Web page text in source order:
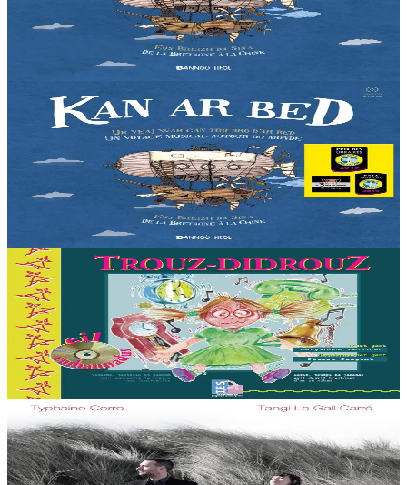
Liza vit dans les Monts d'Arrée, au cœur de la Bretagne. Une nuit,
la jeune fille décide de partir à la découverte du monde. Une
invitation au voyage à travers...
Bannoù-heol
Kan ar Bed - Livre-CD
Liza vit dans les Monts d'Arrée, au cœur de la Bretagne. Une nuit,
la jeune fille décide de partir à la découverte du monde. Une
invitation au voyage à travers...
21,90 €
3 ans et plus
TES
Trouz didrouz
Un CD sur les bruits de la vie quotidienne pour la pratique orale du
breton.
En stock
5 ans et plus
Épuisé
Paker prod
Gouloù mil steredenn